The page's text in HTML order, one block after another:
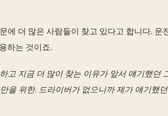
에 더 많은 사람들이 찾고 있다고 합니다. 운
하는 것이죠.
지금 더 많이 찾는 이유가 앞서 얘기했던
을 위한. 드라이버가 없으니까 제가 얘기했